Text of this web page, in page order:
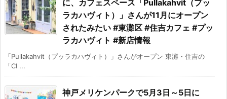
に、カフェスペース「Pullakahvit（プッ
ラカハヴィト）」さんが11月にオープン
されたみたい #東灘区 #住吉カフェ #プッ
ラカハヴィト #新店情報
「Pullakahvit（プッラカハヴィト）」さんがオープン 東灘・住吉の
「CI ...
神戸メリケンパークで5月3日～5日に